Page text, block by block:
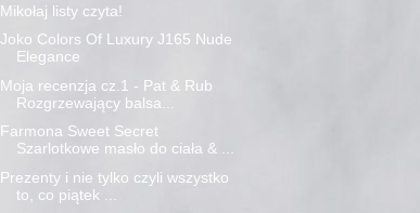
Mikołaj listy czyta!
Joko Colors Of Luxury J165 Nude
Elegance
Moja recenzja cz.1 - Pat & Rub
Rozgrzewający balsa...
Farmona Sweet Secret
Szarlotkowe masło do ciała & ...
Prezenty i nie tylko czyli wszystko
to, co piątek ...